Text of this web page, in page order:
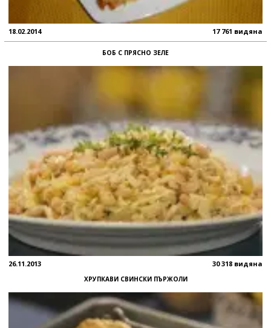
18.02.2014 17 761 видяна
БОБ С ПРЯСНО ЗЕЛЕ
26.11.2013 30 318 видяна
ХРУПКАВИ СВИНСКИ ПЪРЖОЛИ